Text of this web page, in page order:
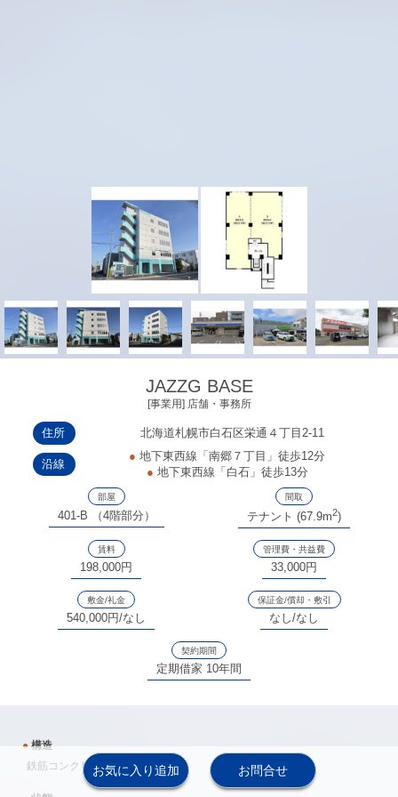
JAZZG BASE
[事業用] 店舗・事務所
住所 北海道札幌市白石区栄通４丁目2-11
沿線
● 地下東西線「南郷７丁目」徒歩12分
● 地下東西線「白石」徒歩13分
部屋 間取
401-B （4階部分） テナント (67.9m2)
賃料 管理費・共益費
198,000円 33,000円
敷金/礼金 保証金/償却・敷引
540,000円/なし なし/なし
契約期間
定期借家 10年間
● 構造
鉄筋コンクリート造 5戸 地上5階
お気に入り追加 お問合せ